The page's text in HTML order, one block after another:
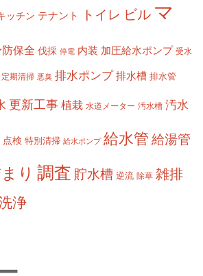
ッチン テナント トイレ ビル マ
保全 伐採 停電 内装 加圧給水ポンプ 受水
定期清掃 悪臭 排水ポンプ 排水槽 排水管
更新工事 植栽 水道メーター 汚水槽 汚水
点検 特別清掃 給水ポンプ 給水管 給湯管
り 調査 貯水槽 逆流 除草 雑排
浄